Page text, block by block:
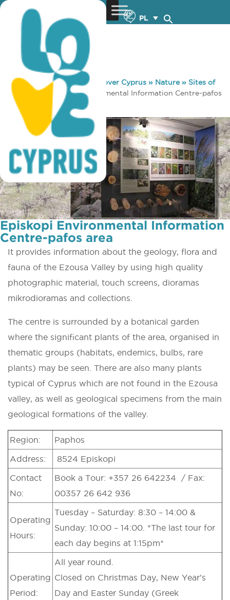
PL
You are here: Home »Discover Cyprus » Nature» Sites of
Interest »
Episkopi Environmental Information Centre-pafos
area
Episkopi Environmental Information
Centre-pafos area
It provides information about the geology, flora and
fauna of the Ezousa Valley by using high quality
photographic material, touch screens, dioramas
mikrodioramas and collections.
The centre is surrounded by a botanical garden
where the significant plants of the area, organised in
thematic groups (habitats, endemics, bulbs, rare
plants) may be seen. There are also many plants
typical of Cyprus which are not found in the Ezousa
valley, as well as geological specimens from the main
geological formations of the valley.
Region: Paphos
Address: 8524 Episkopi
Contact
No:
Book a Tour: +357 26 642234 / Fax:
00357 26 642 936
Operating
Hours:
Tuesday – Saturday: 8:30 – 14:00 &
Sunday: 10:00 – 14:00. *The last tour for
each day begins at 1:15pm*
Operating
Period:
All year round.
Closed on Christmas Day, New Year’s
Day and Easter Sunday (Greek